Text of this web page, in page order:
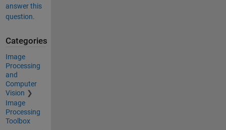
answer this
question.
Categories
Image
Processing
and
Computer
Vision
Image
Processing
Toolbox